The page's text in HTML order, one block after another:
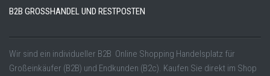
B2B GROSSHANDEL UND RESTPOSTEN
Wir sind ein individueller B2B Online Shopping Handelsplatz für
Großeinkäufer (B2B) und Endkunden (B2c). Kaufen Sie direkt im Shop